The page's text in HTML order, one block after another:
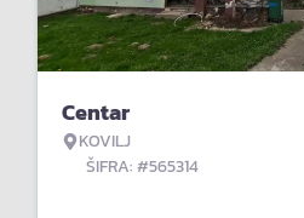
Centar
KOVILJ
ŠIFRA: #565314